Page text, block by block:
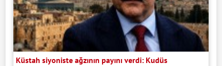
Küstah siyoniste ağzının payını verdi: Kudüs